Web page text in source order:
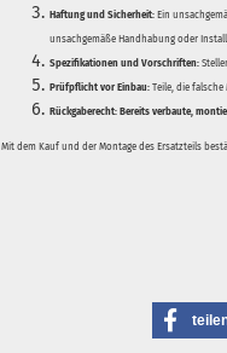
Haftung und Sicherheit: Ein
unsachgemäße Handhabung oder
Spezifikationen und Vorschriften:
Prüfpflicht vor Einbau: Teile, die
Rückgaberecht: Bereits verbaute,
Mit dem Kauf und der Montage des Ersatzteils